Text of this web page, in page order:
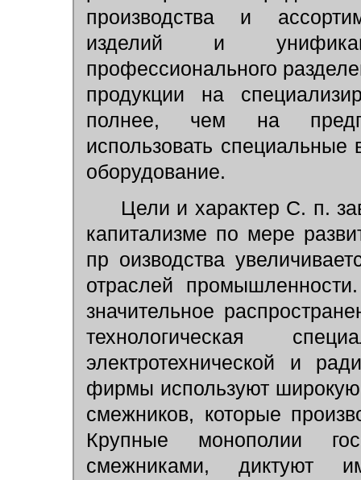
производства и
изделий и
профессионального
продукции на
полнее, чем на
использовать
оборудование.
Цели и характер С. п.
капитализме по мере
пр оизводства
отраслей
значительное
технологическая
электротехнической и
фирмы используют широкую
смежников, которые
Крупные монополии
смежниками, диктуют